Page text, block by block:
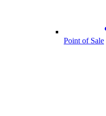
Point of Sale